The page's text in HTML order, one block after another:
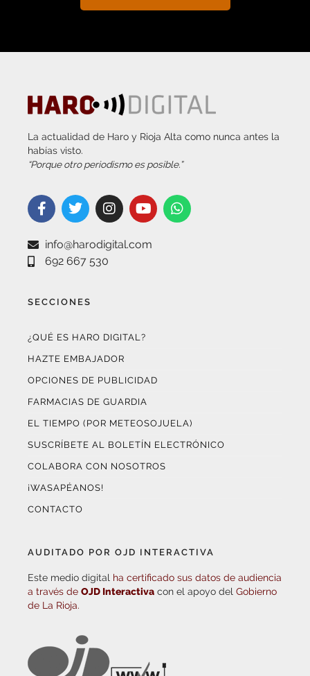
La actualidad de Haro y Rioja Alta como nunca antes la
habías visto.
“Porque otro periodismo es posible.”
info@harodigital.com
692 667 530
SECCIONES
¿QUÉ ES HARO DIGITAL?
HAZTE EMBAJADOR
OPCIONES DE PUBLICIDAD
FARMACIAS DE GUARDIA
EL TIEMPO (POR METEOSOJUELA)
SUSCRÍBETE AL BOLETÍN ELECTRÓNICO
COLABORA CON NOSOTROS
¡WASAPÉANOS!
CONTACTO
AUDITADO POR OJD INTERACTIVA
Este medio digital ha certificado sus datos de audiencia
a través de OJD Interactiva con el apoyo del Gobierno
de La Rioja.